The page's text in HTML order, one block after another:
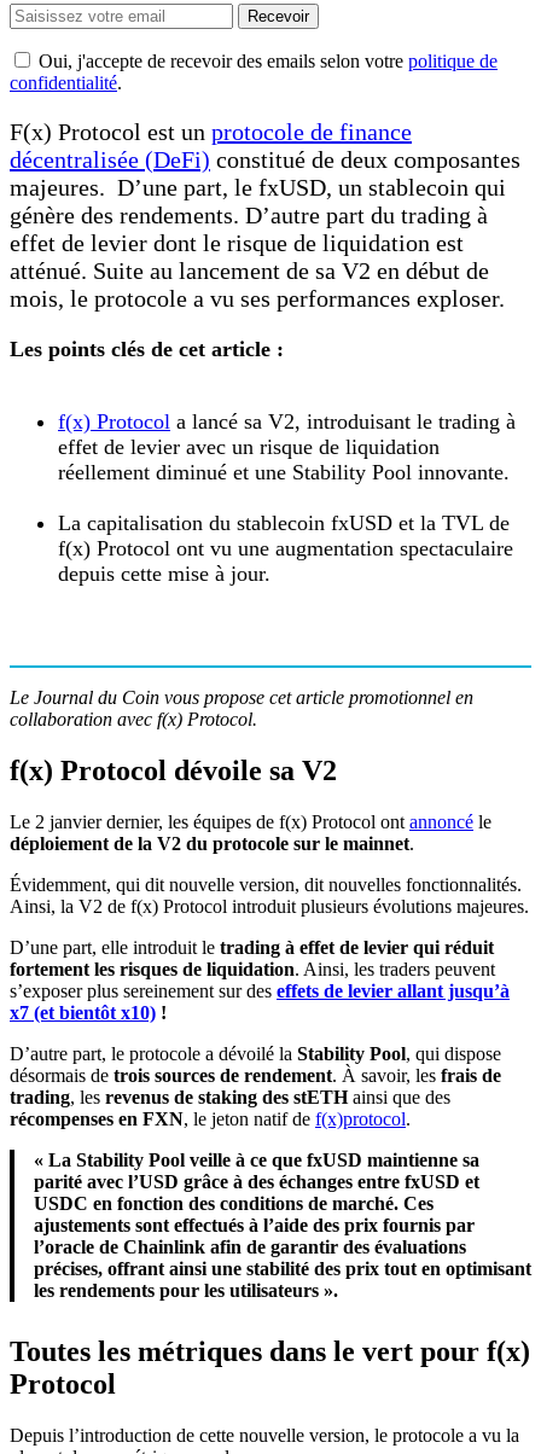
Recevoir
Oui, j'accepte de recevoir des emails selon votre politique de
confidentialité.
F(x) Protocol est un protocole de finance
décentralisée (DeFi) constitué de deux composantes
majeures. D’une part, le fxUSD, un stablecoin qui
génère des rendements. D’autre part du trading à
effet de levier dont le risque de liquidation est
atténué. Suite au lancement de sa V2 en début de
mois, le protocole a vu ses performances exploser.
Les points clés de cet article :
f(x) Protocol a lancé sa V2, introduisant le trading à
effet de levier avec un risque de liquidation
réellement diminué et une Stability Pool innovante.
La capitalisation du stablecoin fxUSD et la TVL de
f(x) Protocol ont vu une augmentation spectaculaire
depuis cette mise à jour.
Le Journal du Coin vous propose cet article promotionnel en
collaboration avec f(x) Protocol.
f(x) Protocol dévoile sa V2
Le 2 janvier dernier, les équipes de f(x) Protocol ont annoncé le
déploiement de la V2 du protocole sur le mainnet.
Évidemment, qui dit nouvelle version, dit nouvelles fonctionnalités.
Ainsi, la V2 de f(x) Protocol introduit plusieurs évolutions majeures.
D’une part, elle introduit le trading à effet de levier qui réduit
fortement les risques de liquidation. Ainsi, les traders peuvent
s’exposer plus sereinement sur des effets de levier allant jusqu’à
x7 (et bientôt x10) !
D’autre part, le protocole a dévoilé la Stability Pool, qui dispose
désormais de trois sources de rendement. À savoir, les frais de
trading, les revenus de staking des stETHainsi que des
récompenses en FXN, le jeton natif de f(x)protocol.
« La Stability Pool veille à ce que fxUSD maintienne sa
parité avec l’USD grâce à des échanges entre fxUSD et
USDC en fonction des conditions de marché. Ces
ajustements sont effectués à l’aide des prix fournis par
l’oracle de Chainlink afin de garantir des évaluations
précises, offrant ainsi une stabilité des prix tout en optimisant
les rendements pour les utilisateurs ».
Toutes les métriques dans le vert pour f(x)
Protocol
Depuis l’introduction de cette nouvelle version, le protocole a vu la